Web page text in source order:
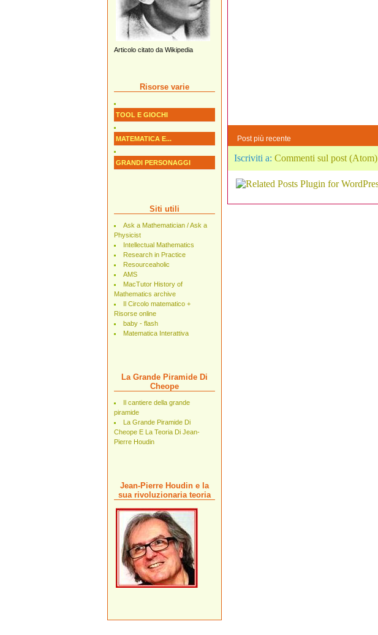
Post più recente
Iscriviti a: Commenti sul post (Atom)
Articolo citato da Wikipedia
Risorse varie
TOOL E GIOCHI
MATEMATICA E...
GRANDI PERSONAGGI
Siti utili
Ask a Mathematician / Ask a
Physicist
Intellectual Mathematics
Research in Practice
Resourceaholic
AMS
MacTutor History of
Mathematics archive
Il Circolo matematico +
Risorse online
baby - flash
Matematica Interattiva
La Grande Piramide Di
Cheope
Il cantiere della grande
piramide
La Grande Piramide Di
Cheope E La Teoria Di Jean-
Pierre Houdin
Jean-Pierre Houdin e la
sua rivoluzionaria teoria